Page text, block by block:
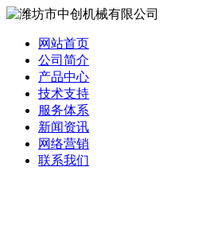
网站首页
公司简介
产品中心
技术支持
服务体系
新闻资讯
网络营销
联系我们